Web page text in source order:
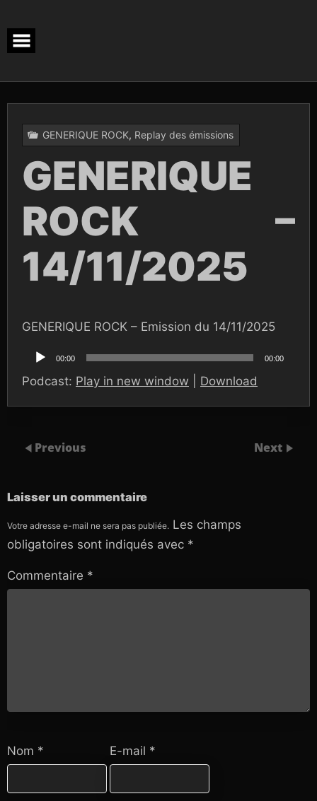
content
GENERIQUE ROCK, Replay des émissions
GENERIQUE
ROCK –
14/11/2025
GENERIQUE ROCK – Emission du 14/11/2025
audio
00:00 00:00
Podcast: Play in new window Download
Previous Next
Laisser un commentaire
Votre adresse e-mail ne sera pas publiée. Les champs
obligatoires sont indiqués avec *
Commentaire *
Nom * E-mail *